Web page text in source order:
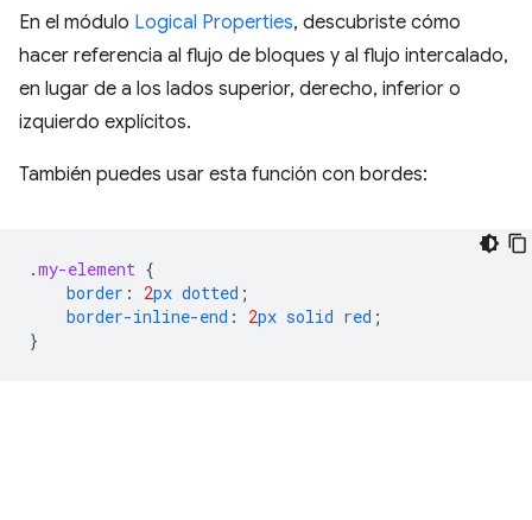
En el módulo Logical Properties, descubriste cómo
hacer referencia al flujo de bloques y al flujo intercalado,
en lugar de a los lados superior, derecho, inferior o
izquierdo explícitos.
También puedes usar esta función con bordes:
.my-element {
border : 2px dotted ;
border-inline-end : 2px solid red ;
}